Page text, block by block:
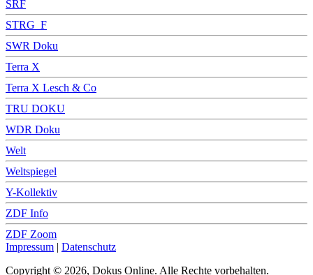
SRF
STRG_F
SWR Doku
Terra X
Terra X Lesch & Co
TRU DOKU
WDR Doku
Welt
Weltspiegel
Y-Kollektiv
ZDF Info
ZDF Zoom
Impressum | Datenschutz
Copyright © 2026, Dokus Online. Alle Rechte vorbehalten.